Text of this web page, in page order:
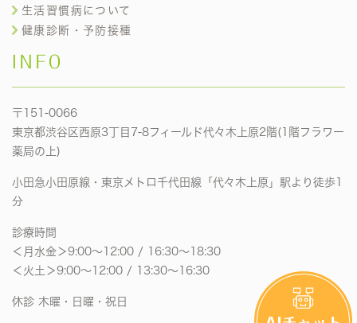
生活習慣病について
健康診断・予防接種
INFO
〒151-0066
東京都渋谷区西原3丁目7-8フィールド代々木上原2階(1階フラワー
薬局の上)
小田急小田原線・東京メトロ千代田線「代々木上原」駅より徒歩1
分
診療時間
＜月水金＞9:00〜12:00 / 16:30〜18:30
＜火土＞9:00〜12:00 / 13:30〜16:30
休診 木曜・日曜・祝日